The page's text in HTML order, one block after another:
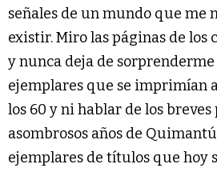
señales de un mundo que me
existir. Miro las páginas de los
y nunca deja de
ejemplares que se imprimían
los 60 y ni hablar de los
asombrosos años de
ejemplares de títulos que hoy